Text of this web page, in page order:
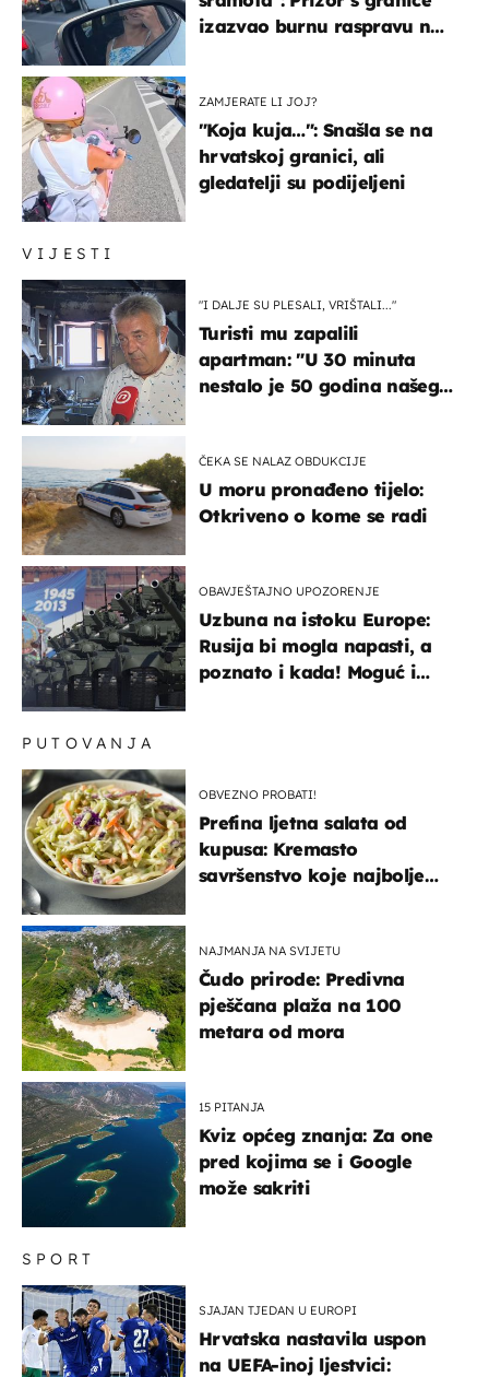
VIJESTI
"I DALJE SU PLESALI, VRIŠTALI..."
Turisti mu zapalili
apartman: "U 30 minuta
nestalo je 50 godina našeg
ČEKA SE NALAZ OBDUKCIJE
U moru pronađeno tijelo:
Otkriveno o kome se radi
OBAVJEŠTAJNO UPOZORENJE
Uzbuna na istoku Europe:
Rusija bi mogla napasti, a
poznato i kada! Moguć i
izazvao burnu raspravu na
ZAMJERATE LI JOJ?
"Koja kuja…": Snašla se na
hrvatskoj granici, ali
gledatelji su podijeljeni
SPORT
SJAJAN TJEDAN U EUROPI
Hrvatska nastavila uspon
na UEFA-inoj ljestvici:
PUTOVANJA
OBVEZNO PROBATI!
Prefina ljetna salata od
kupusa: Kremasto
savršenstvo koje najbolje
NAJMANJA NA SVIJETU
Čudo prirode: Predivna
pješčana plaža na 100
metara od mora
15 PITANJA
Kviz općeg znanja: Za one
pred kojima se i Google
može sakriti